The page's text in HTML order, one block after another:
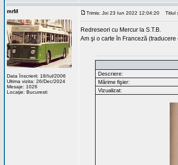
mrM
Data înscrierii: 18/Iul/2006
Ultima vizita: 26/Dec/2024
Mesaje: 1026
Locaţie: Bucuresti
Trimis: Joi 23 Iun 2022 12:04:20 Titlul
Redreseori cu Mercur la S.T.B.
Am şi o carte în Franceză
Descriere:
Mărime fişier:
Vizualizat: